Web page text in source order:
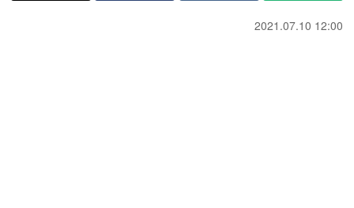
2021.07.10 12:00